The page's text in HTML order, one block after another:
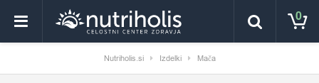
0
Nutriholis.si Izdelki Mača